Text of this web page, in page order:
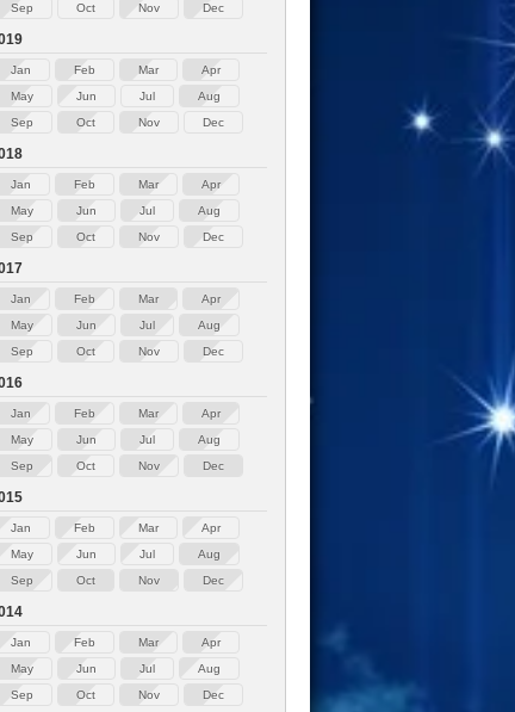
Sep
Oct Nov Dec
Jan Feb Mar
Apr
May
Jun Jul
Aug
Sep
Oct Nov Dec
Jan Feb Mar
Apr
May
Jun Jul
Aug
Sep
Oct Nov Dec
Jan Feb Mar
Apr
May
Jun Jul
Aug
Sep
Oct Nov Dec
Jan Feb Mar
Apr
May
Jun Jul
Aug
Sep
Oct Nov Dec
Jan Feb Mar
Apr
May
Jun Jul
Aug
Sep
Oct Nov Dec
Jan Feb Mar
Apr
May
Jun Jul
Aug
Sep
Oct Nov Dec